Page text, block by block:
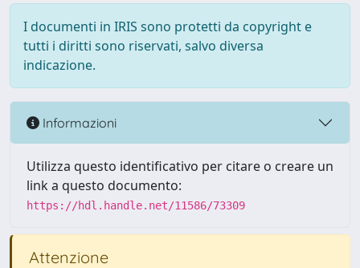
I documenti in IRIS sono protetti da copyright e
tutti i diritti sono riservati, salvo diversa
indicazione.
Informazioni
Utilizza questo identificativo per citare o creare un
link a questo documento:
https://hdl.handle.net/11586/73309
Attenzione